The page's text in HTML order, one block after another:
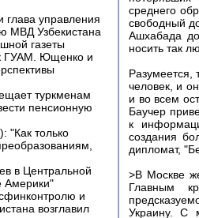
управления
МВД Узбекистана
газеты
ГУАМ. Ющенко и
туркменам
пенсионную
"Как только
в Центральной
Америки"
и
возглавил
среднего
свободный
Ашхабада
носить так
Разумеется,
человек, и
и во всем
Баучер
к
создания
дипломат,
>В Москве
Главным
Украину. С